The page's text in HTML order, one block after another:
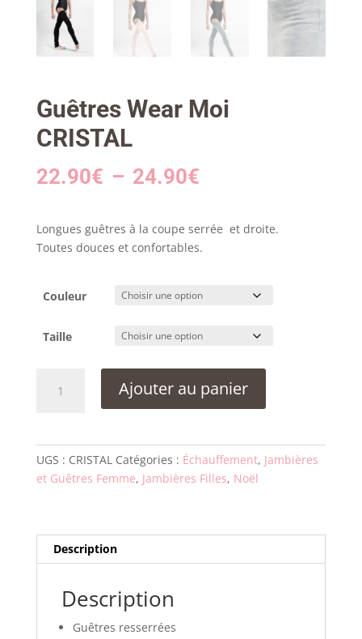
Guêtres Wear Moi
CRISTAL
22.90€ – 24.90€Plage
prix :
22.90€
24.90€
Longues guêtres à la coupe serrée et droite.
Toutes douces et confortables.
Couleur
Taille
CRISTAL
Ajouter au panier
UGS : CRISTAL Catégories : Échauffement, Jambières
et Guêtres Femme, Jambières Filles, Noël
Description
Description
Guêtres resserrées